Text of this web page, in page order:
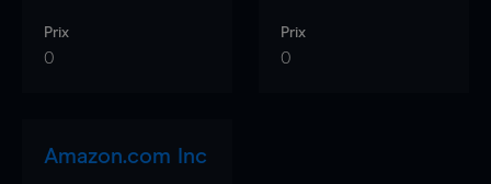
Prix
0
Prix
0
Amazon.com Inc